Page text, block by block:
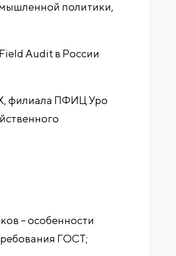
политики,
Audit в России
филиала ПФИЦ Уро
– особенности
ГОСТ;